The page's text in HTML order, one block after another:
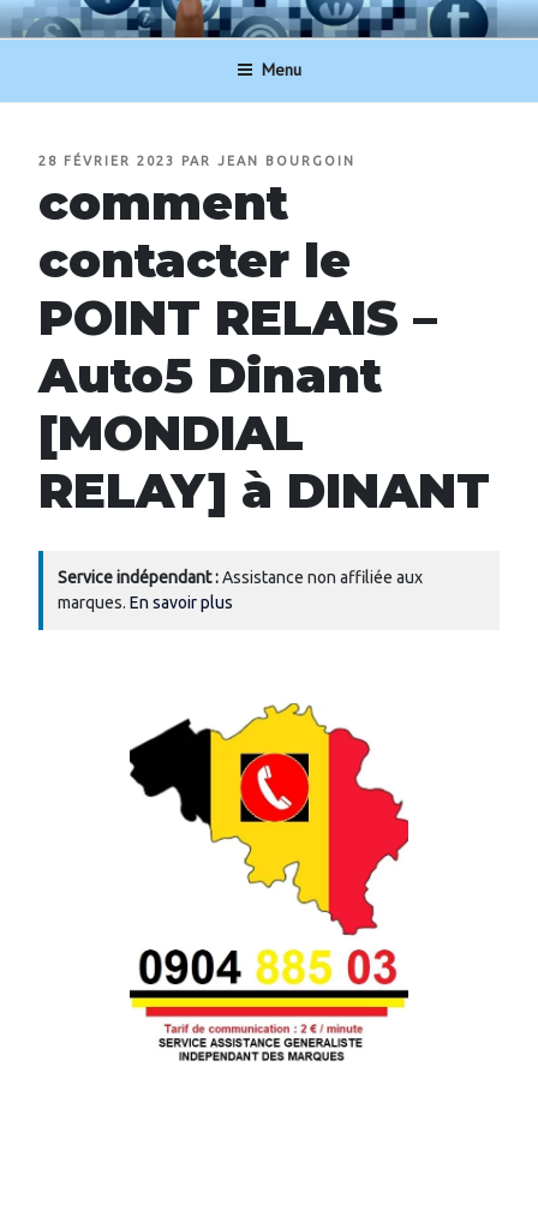
Aller
au
principal
NUMERO-SERVICECLIENT.BE
Menu
PUBLIÉ
28 FÉVRIER 2023 PAR JEAN BOURGOIN
comment
contacter le
POINT RELAIS –
Auto5 Dinant
[MONDIAL
RELAY] à DINANT
Service indépendant :Assistance non affiliée aux
marques. En savoir plus